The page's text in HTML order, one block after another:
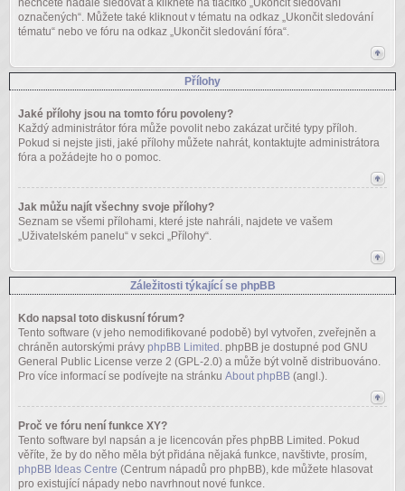
nechcete nadále sledovat a klikněte na tlačítko „Ukončit sledování
označených“. Můžete také kliknout v tématu na odkaz „Ukončit sledování
tématu“ nebo ve fóru na odkaz „Ukončit sledování fóra“.
Přílohy
Jaké přílohy jsou na tomto fóru povoleny?
Každý administrátor fóra může povolit nebo zakázat určité typy příloh.
Pokud si nejste jisti, jaké přílohy můžete nahrát, kontaktujte administrátora
fóra a požádejte ho o pomoc.
Jak můžu najít všechny svoje přílohy?
Seznam se všemi přílohami, které jste nahráli, najdete ve vašem
„Uživatelském panelu“ v sekci „Přílohy“.
Záležitosti týkající se phpBB
Kdo napsal toto diskusní fórum?
Tento software (v jeho nemodifikované podobě) byl vytvořen, zveřejněn a
chráněn autorskými právy phpBB Limited . phpBB je dostupné pod GNU
General Public License verze 2 (GPL-2.0) a může být volně distribuováno.
Pro více informací se podívejte na stránku About phpBB (angl.).
Proč ve fóru není funkce XY?
Tento software byl napsán a je licencován přes phpBB Limited. Pokud
věříte, že by do něho měla být přidána nějaká funkce, navštivte, prosím,
phpBB Ideas Centre (Centrum nápadů pro phpBB), kde můžete hlasovat
pro existující nápady nebo navrhnout nové funkce.